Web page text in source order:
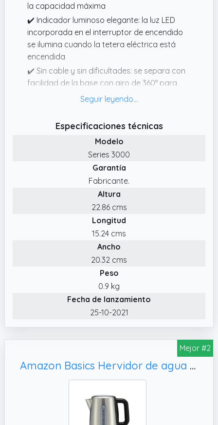
la capacidad máxima
✔️ Indicador luminoso elegante: la luz LED
incorporada en el interruptor de encendido
se ilumina cuando la tetera eléctrica está
encendida
✔️ Sin cable y sin dificultades: se separa con
facilidad de la base con giro de 360° para
verter y volver a ubicarla de manera
✔️ Disfruta de bebidas calientes en poco
tiempo: hervidor de agua eléctrico de
hervido rápido con resistencia plana súper
✔️ Limpieza simple: tapa con resorte con
gran abertura para limpieza sencilla Diseño
con botón pulsador para evitar el contacto
Especificaciones técnicas
Modelo
Series 3000
Garantía
Fabricante.
Altura
22.86 cms
Longitud
15.24 cms
Ancho
20.32 cms
Peso
0.9 kg
Fecha de lanzamiento
25-10-2021
Mejor #2
Amazon Basics Hervidor de agua eléctrico portátil de acero inoxidable - 1.7 Litros, Plateado